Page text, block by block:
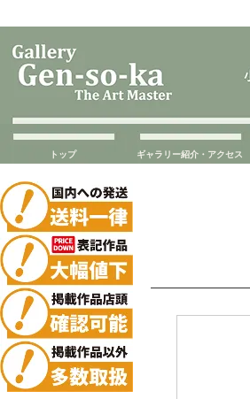
トップ ギャラリー紹介・アクセス